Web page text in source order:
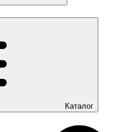
Каталог